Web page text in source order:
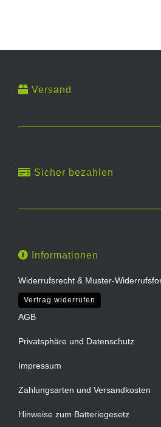
Versand
Sicher bezahlen
Informationen
Widerrufsrecht & Muster-
Vertrag widerrufen
AGB
Privatsphäre und Datenschutz
Impressum
Zahlungsarten und Versandkosten
Hinweise zum Batteriegesetz